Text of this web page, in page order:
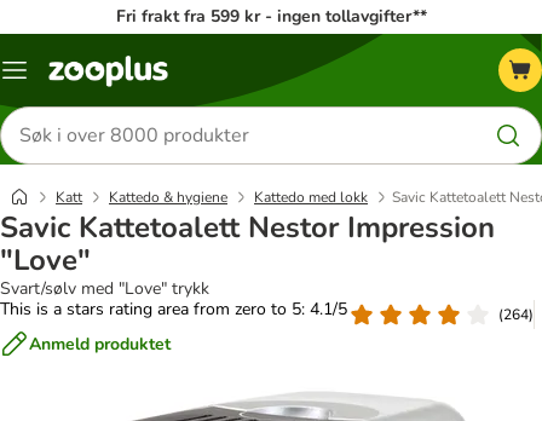
Fri frakt fra 599 kr - ingen tollavgifter**
Katalogmeny
Søk
etter
produkter
Katt Kattedo & hygiene Kattedo med lokk Savic Kattetoalett
Savic Kattetoalett Nestor Impression
"Love"
Svart/sølv med "Love" trykk
This is a stars rating area from zero to 5: 4.1/5
(264)
Anmeld produktet